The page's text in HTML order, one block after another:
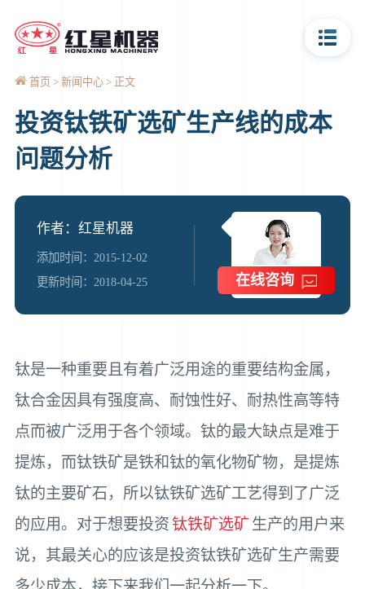
首页 新闻中心 正文
投资钛铁矿选矿生产线的成本
问题分析
作者：红星机器
添加时间：2015-12-02
更新时间：2018-04-25
在线咨询
钛是一种重要且有着广泛用途的重要结构金属，
钛合金因具有强度高、耐蚀性好、耐热性高等特
点而被广泛用于各个领域。钛的最大缺点是难于
提炼，而钛铁矿是铁和钛的氧化物矿物，是提炼
钛的主要矿石，所以钛铁矿选矿工艺得到了广泛
的应用。对于想要投资钛铁矿选矿生产的用户来
说，其最关心的应该是投资钛铁矿选矿生产需要